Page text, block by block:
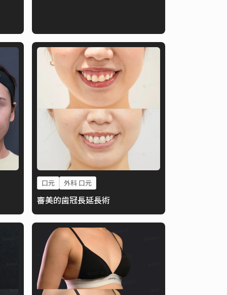
口元 外科 口元
審美的歯冠長延長術